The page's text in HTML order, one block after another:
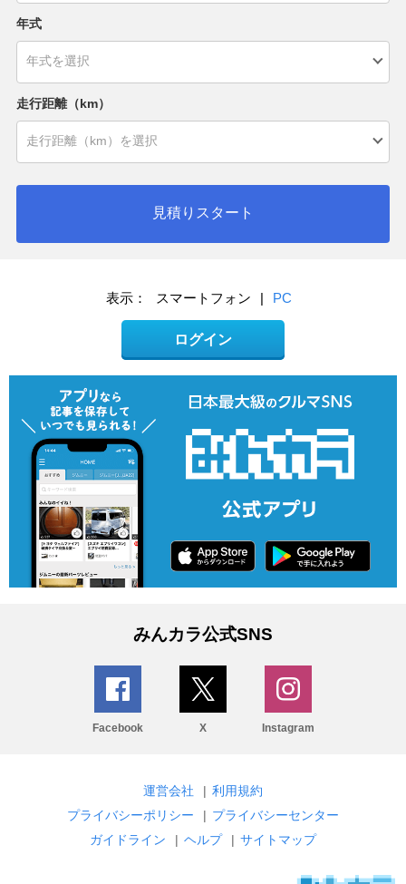
年式
走行距離（km）
見積りスタート
表示： スマートフォン | PC
ログイン
みんカラ公式SNS
Facebook X Instagram
運営会社 | 利用規約
プライバシーポリシー
| プライバシーセンター
ガイドライン
| ヘルプ | サイトマップ